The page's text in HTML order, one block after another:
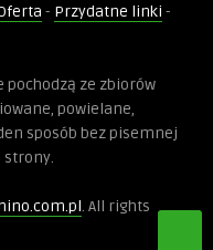
- Przydatne linki -
pochodzą ze zbiorów
powielane,
sposób bez pisemnej
strony.
. All rights